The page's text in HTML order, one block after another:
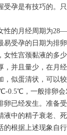
孕是有技巧的。
的月经周期为
受孕的日期为排
性宫颈黏液的多
并且量少，在月
似蛋清状，可以
0.5℃，一般排卵
已经发生。准备
中的精子衰老、
根据上述现象自